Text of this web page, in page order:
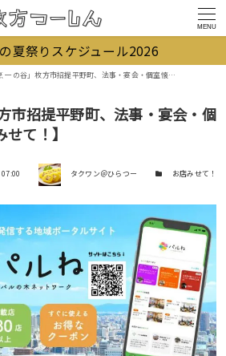
MENU
夏祭りスケジュール2026
一の谷」枚方市招提平野町、法事・宴会・個室懐石料理【お店みせて！】
市招提平野町、法事・宴会・個
て！】
著者 タクワン＠ひらつー カテゴリーお店みせて！